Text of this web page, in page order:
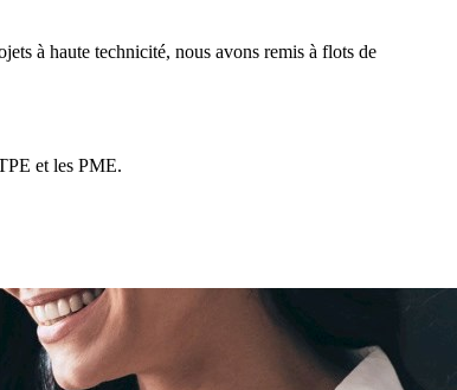
à haute technicité, nous avons remis à flots de
et les PME.